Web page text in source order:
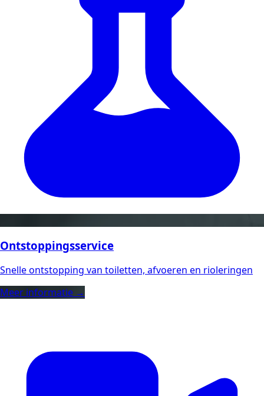
Ontstoppingsservice
Snelle ontstopping van toiletten, afvoeren en rioleringen
Meer informatie →